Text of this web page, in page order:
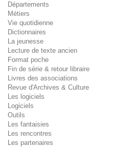
Départements
Métiers
Vie quotidienne
Dictionnaires
La jeunesse
Lecture de texte ancien
Format poche
Fin de série & retour libraire
Livres des associations
Revue d'Archives & Culture
Les logiciels
Logiciels
Outils
Les fantaisies
Les rencontres
Les partenaires